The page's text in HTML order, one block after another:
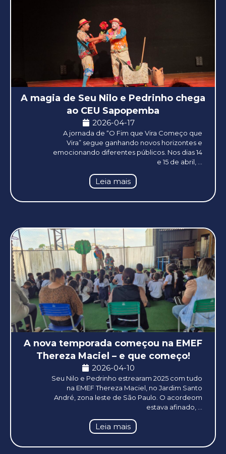
A magia de Seu Nilo e Pedrinho chega
ao CEU Sapopemba
2026-04-17
A jornada de “O Fim que Vira Começo que
Vira” segue ganhando novos horizontes e
emocionando diferentes públicos. Nos dias 14
e 15 de abril, ...
Leia mais
A nova temporada começou na EMEF
Thereza Maciel – e que começo!
2026-04-10
Seu Nilo e Pedrinho estrearam 2025 com tudo
na EMEF Thereza Maciel, no Jardim Santo
André, zona leste de São Paulo. O acordeom
estava afinado, ...
Leia mais